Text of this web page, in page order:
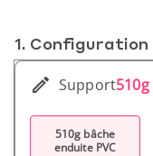
1.
Support
510g bâche
enduite PVC